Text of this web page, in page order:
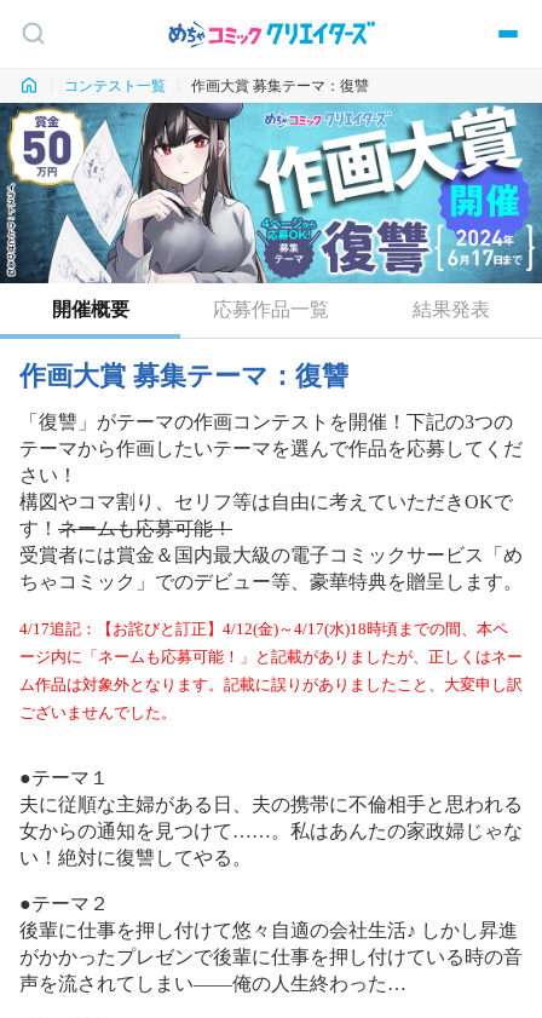
コンテスト一覧 作画大賞 募集テーマ：復讐
開催概要 応募作品一覧 結果発表
作画大賞 募集テーマ：復讐
「復讐」がテーマの作画コンテストを開催！下記の3つの
テーマから作画したいテーマを選んで作品を応募してくだ
さい！
構図やコマ割り、セリフ等は自由に考えていただきOKで
す！ ネームも応募可能！
受賞者には賞金＆国内最大級の電子コミックサービス「め
ちゃコミック」でのデビュー等、豪華特典を贈呈します。
4/17追記：【お詫びと訂正】4/12(金)～4/17(水)18時頃までの間、本ペ
ージ内に「ネームも応募可能！」と記載がありましたが、正しくはネー
ム作品は対象外となります。記載に誤りがありましたこと、大変申し訳
ございませんでした。
●テーマ１
夫に従順な主婦がある日、夫の携帯に不倫相手と思われる
女からの通知を見つけて……。私はあんたの家政婦じゃな
い！絶対に復讐してやる。
●テーマ２
後輩に仕事を押し付けて悠々自適の会社生活♪ しかし昇進
がかかったプレゼンで後輩に仕事を押し付けている時の音
声を流されてしまい――俺の人生終わった…